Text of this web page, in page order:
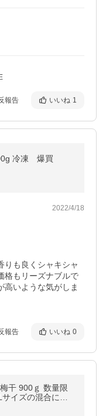
報告 いいね 1
KYOKA ニンニクの芽 500g 冷凍 爆買
2022/4/18
りも良くシャキシャ
格もリーズナブルで
高いような気がしま
報告 いいね 0
量限
イズの混合にな